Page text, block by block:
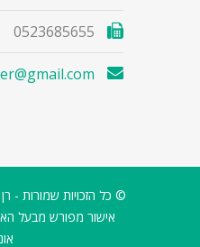
0523685655
© כל הזכויות שמורות -
אישור מפורש מבעל